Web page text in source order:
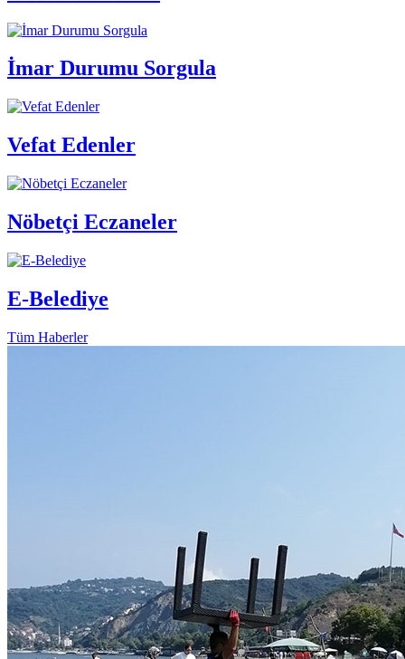
İmar Durumu Sorgula
Vefat Edenler
Nöbetçi Eczaneler
E-Belediye
Tüm Haberler